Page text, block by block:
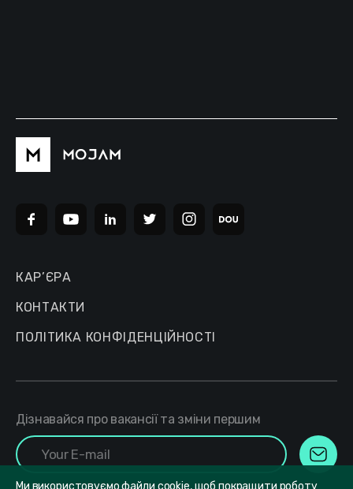
КАР’ЄРА
КОНТАКТИ
ПОЛІТИКА КОНФІДЕНЦІЙНОСТІ
Дізнавайся про вакансії та зміни першим
Ми використовуємо файли cookie, щоб покращити роботу